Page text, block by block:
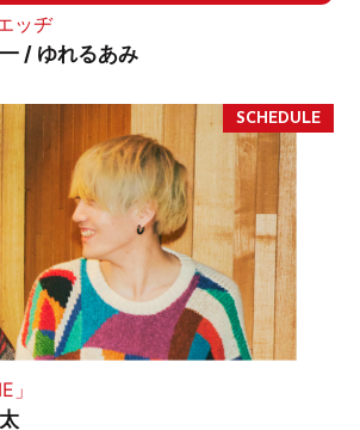
ッヂ
/ ゆれるあみ
」